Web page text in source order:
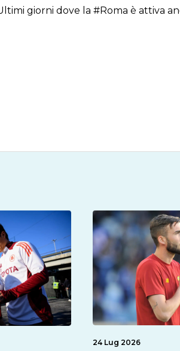
giorni dove la #Roma è attiva
24 Lug 2026